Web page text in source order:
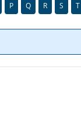
P Q R S T